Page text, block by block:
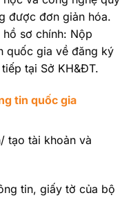
được đơn giản hóa.
sơ chính: Nộp
quốc gia về đăng ký
tại Sở KH&ĐT.
tin quốc gia
tạo tài khoản và
tin, giấy tờ của bộ